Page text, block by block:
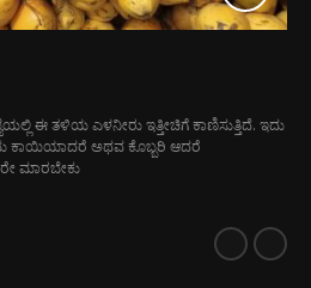
ಈ ತಳಿಯ ಎಳನೀರು ಇತ್ತೀಚಿಗೆ ಕಾಣಿಸುತ್ತಿದೆ. ಇದು
ಕಾಯಿಯಾದರೆ ಅಥವ ಕೊಬ್ಬರಿ ಆದರೆ
ಮಾರಬೇಕು